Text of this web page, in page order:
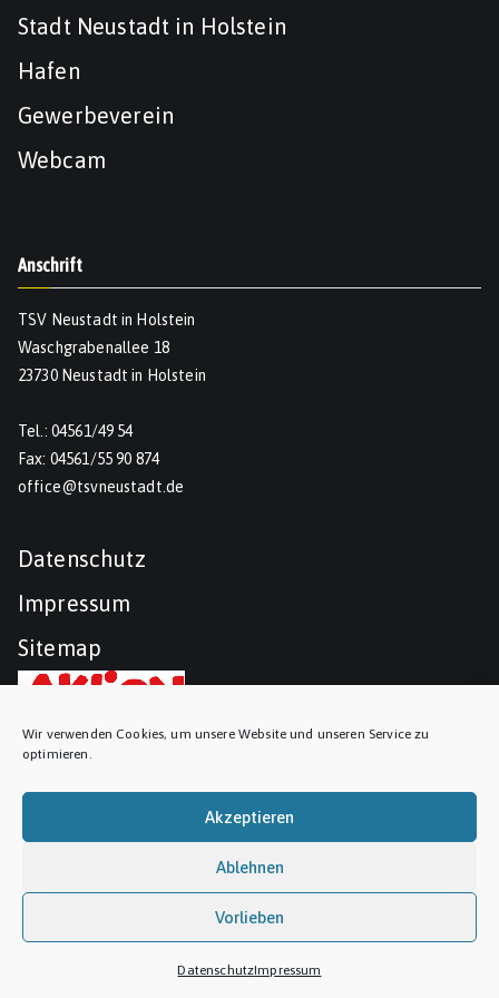
Wir verwenden Cookies, um unsere Website und unseren Service zu
optimieren.
Akzeptieren
Ablehnen
Vorlieben
DatenschutzImpressum
Stadt Neustadt in Holstein
Hafen
Gewerbeverein
Webcam
Anschrift
TSV Neustadt in Holstein
Waschgrabenallee 18
23730 Neustadt in Holstein
Tel.: 04561/49 54
Fax: 04561/55 90 874
office@tsvneustadt.de
Datenschutz
Impressum
Sitemap